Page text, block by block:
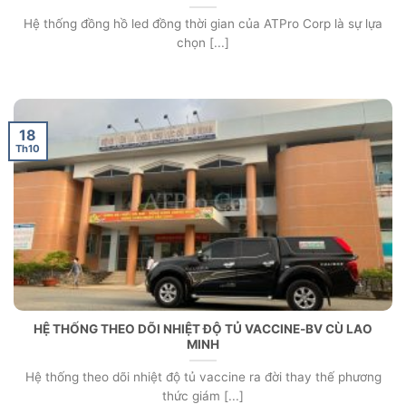
Hệ thống đồng hồ led đồng thời gian của ATPro Corp là sự lựa
chọn [...]
HỆ THỐNG THEO DÕI NHIỆT ĐỘ TỦ VACCINE-BV CÙ LAO
MINH
Hệ thống theo dõi nhiệt độ tủ vaccine ra đời thay thế phương
thức giám [...]
18
Th10